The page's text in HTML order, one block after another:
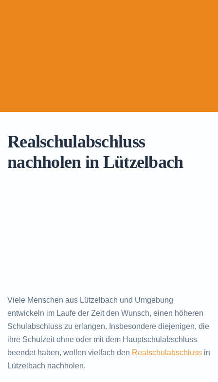
Realschulabschluss
nachholen in Lützelbach
Viele Menschen aus Lützelbach und Umgebung
entwickeln im Laufe der Zeit den Wunsch, einen höheren
Schulabschluss zu erlangen. Insbesondere diejenigen, die
ihre Schulzeit ohne oder mit dem Hauptschulabschluss
beendet haben, wollen vielfach den Realschulabschluss in
Lützelbach nachholen.